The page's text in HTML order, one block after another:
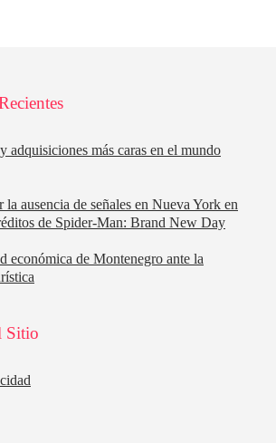
adquisiciones más caras en el mundo
la ausencia de señales en Nueva York en
de Spider-Man: Brand New Day
económica de Montenegro ante la
Sitio